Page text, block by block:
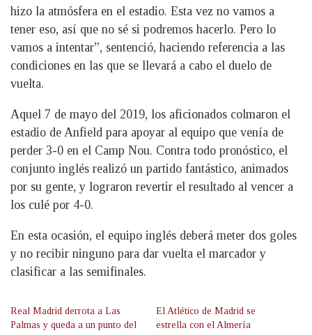
hizo la atmósfera en el estadio. Esta vez no vamos a
tener eso, así que no sé si podremos hacerlo. Pero lo
vamos a intentar”, sentenció, haciendo referencia a las
condiciones en las que se llevará a cabo el duelo de
vuelta.
Aquel 7 de mayo del 2019, los aficionados colmaron el
estadio de Anfield para apoyar al equipo que venía de
perder 3-0 en el Camp Nou. Contra todo pronóstico, el
conjunto inglés realizó un partido fantástico, animados
por su gente, y lograron revertir el resultado al vencer a
los culé por 4-0.
En esta ocasión, el equipo inglés deberá meter dos goles
y no recibir ninguno para dar vuelta el marcador y
clasificar a las semifinales.
Real Madrid derrota a Las
Palmas y queda a un punto del
El Atlético de Madrid se
estrella con el Almería